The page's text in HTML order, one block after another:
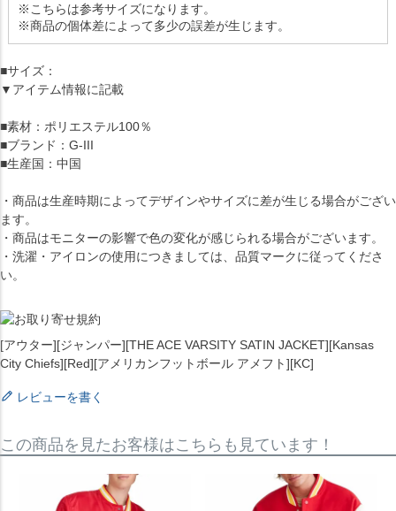
※こちらは参考サイズになります。
※商品の個体差によって多少の誤差が生じます。
■サイズ：
▼アイテム情報に記載
■素材：ポリエステル100％
■ブランド：G-III
■生産国：中国
・商品は生産時期によってデザインやサイズに差が生じる場合がござい
ます。
・商品はモニターの影響で色の変化が感じられる場合がございます。
・洗濯・アイロンの使用につきましては、品質マークに従ってくださ
い。
[アウター][ジャンパー][THE ACE VARSITY SATIN JACKET][Kansas
City Chiefs][Red][アメリカンフットボール アメフト][KC]
レビューを書く
この商品を見たお客様はこちらも見ています！